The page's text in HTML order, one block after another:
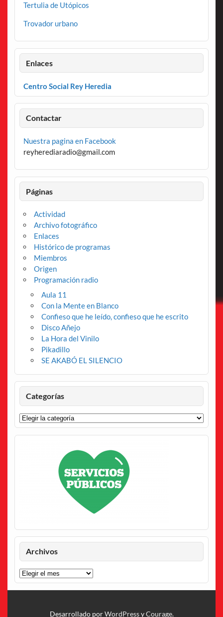
Tertulia de Utópicos
Trovador urbano
Enlaces
Centro Social Rey Heredia
Contactar
Nuestra pagina en Facebook
reyherediaradio@gmail.com
Páginas
Actividad
Archivo fotográfico
Enlaces
Histórico de programas
Miembros
Origen
Programación radio
Aula 11
Con la Mente en Blanco
Confieso que he leído, confieso que he escrito
Disco Añejo
La Hora del Vinilo
Pikadillo
SE AKABÓ EL SILENCIO
Categorías
Categorías
Archivos
Archivos
Desarrollado porWordPressyCourage.